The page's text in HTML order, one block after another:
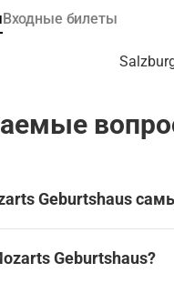
и на
Входные билеты
Geburtshaus
любви,
Geburtshaus?